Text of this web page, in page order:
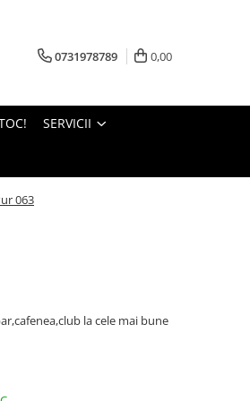
0731978789 0,00
SERVICII
063
la cele mai bune